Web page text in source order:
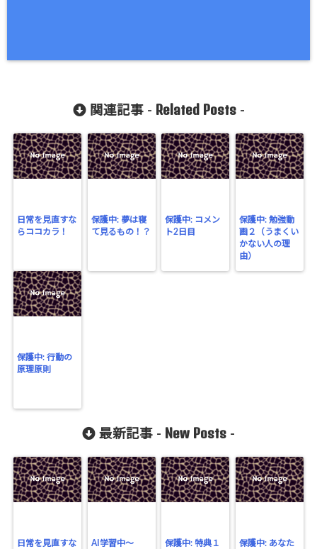
関連記事 - Related Posts-
日常を見直すな
らココカラ！
保護中: 夢は寝
て見るもの！？
保護中: コメン
ト2日目
保護中: 勉強動
画２（うまくい
かない人の理
由）
保護中: 行動の
原理原則
最新記事 - New Posts -
日常を見直すな AI学習中〜 保護中: 特典１ 保護中: あなた